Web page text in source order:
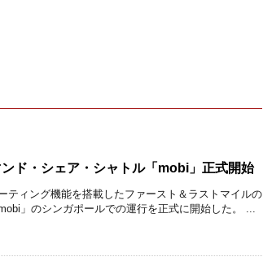
ド・シェア・シャトル「mobi」正式開始
ティング機能を搭載したファースト＆ラストマイルの
」のシンガポールでの運行を正式に開始した。 ...